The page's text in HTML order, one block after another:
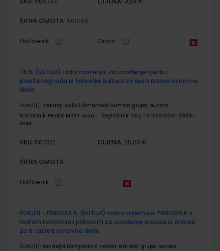
ŠIFRA OMOTA: 500156
Udžbenik Omot
TK 6; (KUTIJA) radni materijal za izvođenje vježbi i
praktičnog rada iz tehničke kulture za šesti razred osnovne
škole
Autor(i): Zakanji Valčić Šimunović Suman grupa autora
Nakladnik: PROFIL KLETT d.o.o. Registarski broj ministarstva: 6928-
DOM
SKU: 567321 CIJENA: 25,00 €
ŠIFRA OMOTA:
Udžbenik
POKUSI - PRIRODA 6; (KUTIJA) radna bilježnica. PRIRODA 6 s
radnim listovima i priborom za izvođenje pokusa iz prirode
za 6. razred osnovne škole
Autor(i): Bendelja Domjanović Horvat Garašić grupa autora